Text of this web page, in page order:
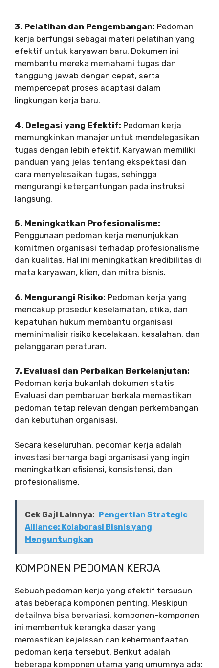
3. Pelatihan dan Pengembangan: Pedoman
kerja berfungsi sebagai materi pelatihan yang
efektif untuk karyawan baru. Dokumen ini
membantu mereka memahami tugas dan
tanggung jawab dengan cepat, serta
mempercepat proses adaptasi dalam
lingkungan kerja baru.
4. Delegasi yang Efektif: Pedoman kerja
memungkinkan manajer untuk mendelegasikan
tugas dengan lebih efektif. Karyawan memiliki
panduan yang jelas tentang ekspektasi dan
cara menyelesaikan tugas, sehingga
mengurangi ketergantungan pada instruksi
langsung.
5. Meningkatkan Profesionalisme:
Penggunaan pedoman kerja menunjukkan
komitmen organisasi terhadap profesionalisme
dan kualitas. Hal ini meningkatkan kredibilitas di
mata karyawan, klien, dan mitra bisnis.
6. Mengurangi Risiko: Pedoman kerja yang
mencakup prosedur keselamatan, etika, dan
kepatuhan hukum membantu organisasi
meminimalisir risiko kecelakaan, kesalahan, dan
pelanggaran peraturan.
7. Evaluasi dan Perbaikan Berkelanjutan:
Pedoman kerja bukanlah dokumen statis.
Evaluasi dan pembaruan berkala memastikan
pedoman tetap relevan dengan perkembangan
dan kebutuhan organisasi.
Secara keseluruhan, pedoman kerja adalah
investasi berharga bagi organisasi yang ingin
meningkatkan efisiensi, konsistensi, dan
profesionalisme.
Cek Gaji Lainnya: Pengertian Strategic
Alliance: Kolaborasi Bisnis yang
Menguntungkan
KOMPONEN PEDOMAN KERJA
Sebuah pedoman kerja yang efektif tersusun
atas beberapa komponen penting. Meskipun
detailnya bisa bervariasi, komponen-komponen
ini membentuk kerangka dasar yang
memastikan kejelasan dan kebermanfaatan
pedoman kerja tersebut. Berikut adalah
beberapa komponen utama yang umumnya ada: